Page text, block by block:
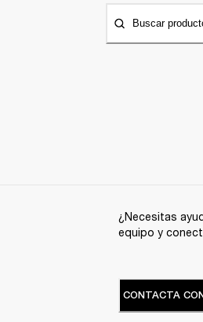
Buscar
¿Necesitas
equipo y
CONTACTA